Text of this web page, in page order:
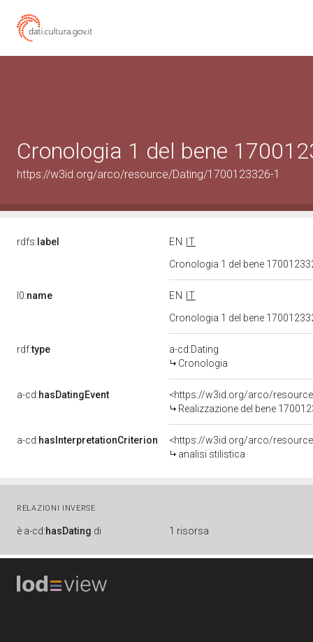
Cronologia 1 del bene
https://w3id.org/arco/resource/Dating/1700123326-1
rdfs: label EN
IT
Cronologia 1 del bene
l0:name EN
IT
Cronologia 1 del bene
rdf:type
a-cd:Dating
Cronologia
a-cd:hasDatingEvent
<https://w3id.org/arco/
Realizzazione del bene
a-cd:hasInterpretationCriterion
<https://w3id.org/arco/
analisi stilistica
RELAZIONI INVERSE
è a-cd:hasDating di 1 risorsa